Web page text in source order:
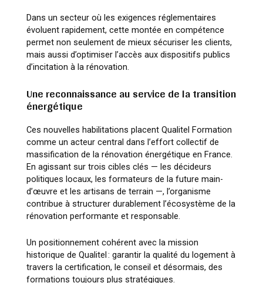
Dans un secteur où les exigences réglementaires
évoluent rapidement, cette montée en compétence
permet non seulement de mieux sécuriser les clients,
mais aussi d’optimiser l’accès aux dispositifs publics
d’incitation à la rénovation.
Une reconnaissance au service de la transition
énergétique
Ces nouvelles habilitations placent Qualitel Formation
comme un acteur central dans l’effort collectif de
massification de la rénovation énergétique en France.
En agissant sur trois cibles clés — les décideurs
politiques locaux, les formateurs de la future main-
d’œuvre et les artisans de terrain —, l’organisme
contribue à structurer durablement l’écosystème de la
rénovation performante et responsable.
Un positionnement cohérent avec la mission
historique de Qualitel : garantir la qualité du logement à
travers la certification, le conseil et désormais, des
formations toujours plus stratégiques.